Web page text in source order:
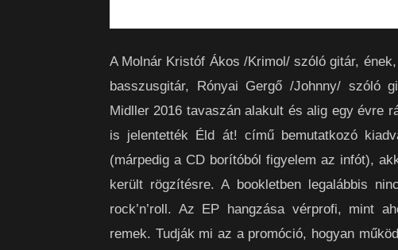
A Molnár Kristóf Ákos /Krimol/ szóló gitár,
basszusgitár, Rónyai Gergő /Johnny/ szóló
Midller 2016 tavaszán alakult és alig egy évre
is jelentették Éld át! című bemutatkozó
(márpedig a CD borítóból figyelem az infót),
került rögzítésre. A bookletben legalábbis
rock’n’roll. Az EP hangzása vérprofi, mint
remek. Tudják mi az a promóció, hogyan